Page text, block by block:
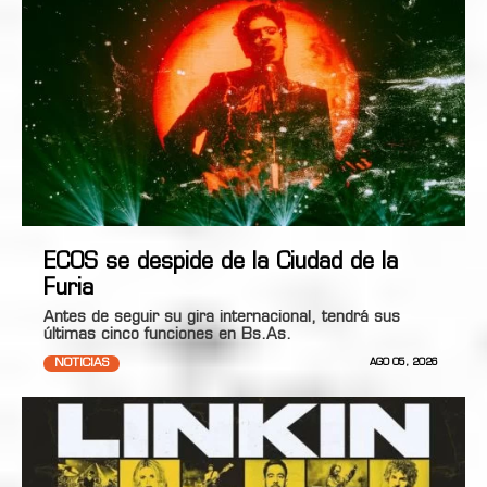
ECOS se despide de la Ciudad de la
Furia
Antes de seguir su gira internacional, tendrá sus
últimas cinco funciones en Bs.As.
NOTICIAS AGO 05, 2026